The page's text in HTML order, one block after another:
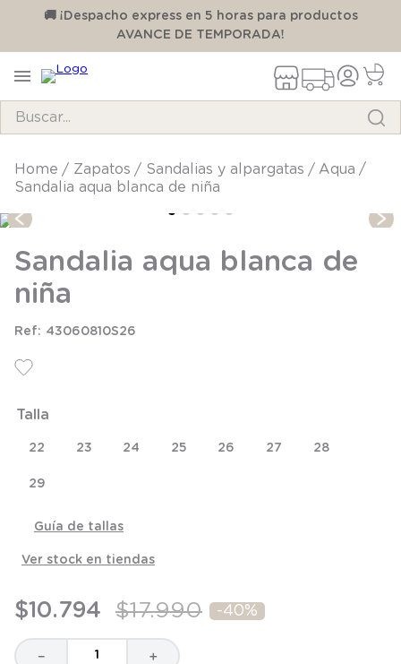
🚚 ¡Despacho express en 5 horas para productos
AVANCE DE TEMPORADA!
zapatos sandalias y alpargatas
aqua
Sandalia aqua blanca de niña
Sandalia aqua blanca de
niña
43060810S26
Talla
22 23 24 25 26 27 28
29
Guía de tallas
Ver stock en tiendas
$10.794 $17.990 -40%
＋
－
TÉRMINOS MÁS BUSCADOS
pijama
3.
zapatillas
4 .
body
5
manta
8.
9.
saco
10